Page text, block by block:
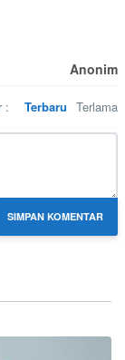
Anonim
: Terbaru Terlama
SIMPAN KOMENTAR